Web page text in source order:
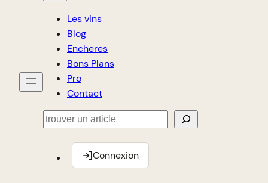
Les vins
Blog
Encheres
Bons Plans
Pro
Contact
Rechercher
Connexion